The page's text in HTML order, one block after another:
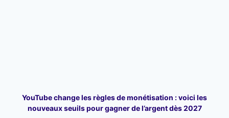
YouTube change les règles de monétisation : voici les
nouveaux seuils pour gagner de l’argent dès 2027